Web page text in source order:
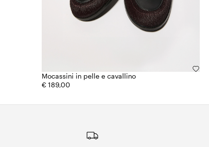
Mocassini in pelle e cavallino
€ 189,00